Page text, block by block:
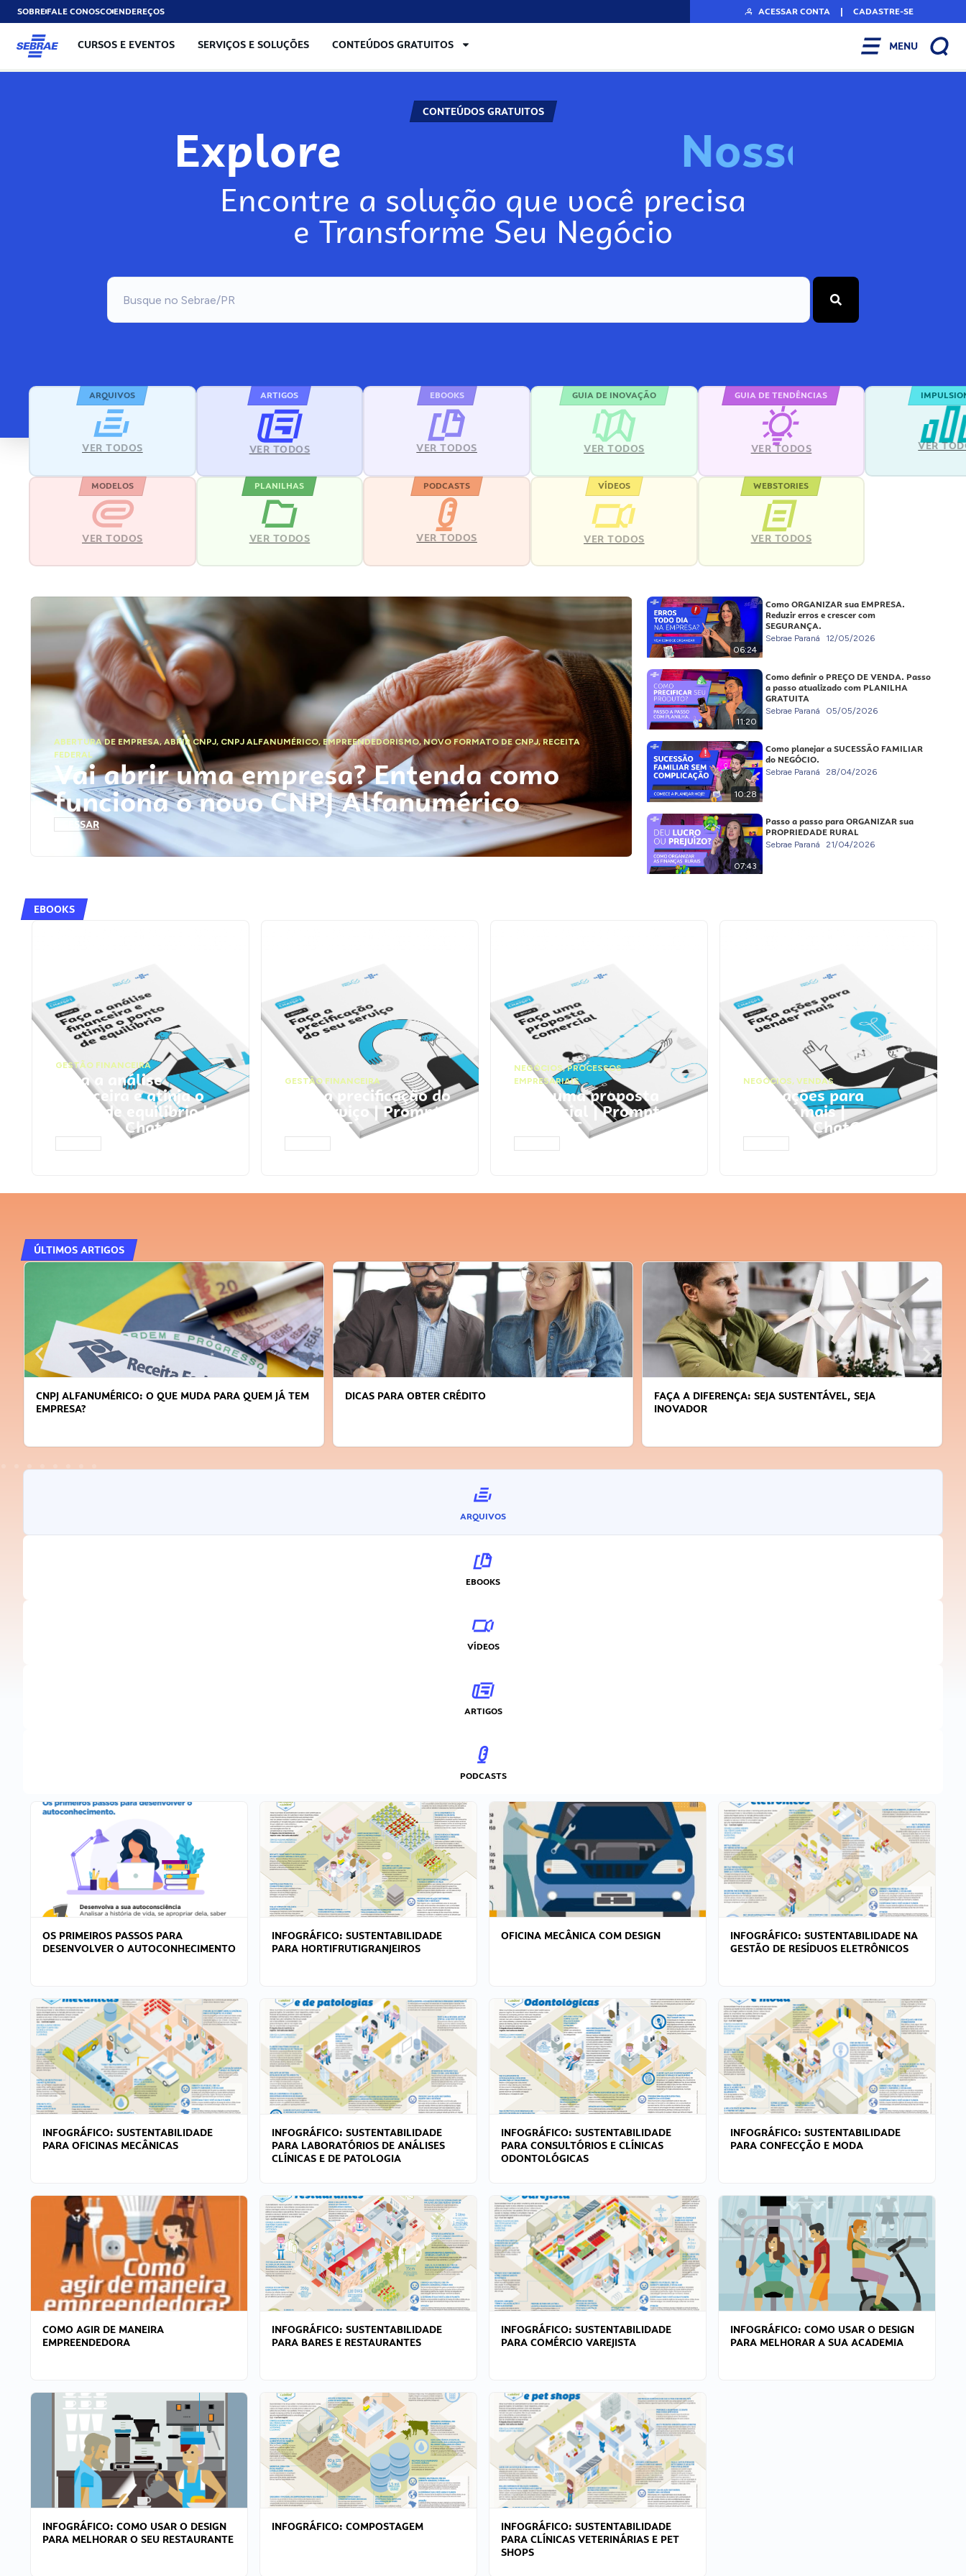
SOBREFALE CONOSCOENDEREÇOS ACESSAR CONTA | CADASTRE-SE
CURSOS E EVENTOS SERVIÇOS E SOLUÇÕES CONTEÚDOS GRATUITOS MENU
CONTEÚDOS GRATUITOS
Explore Nosso
Encontre a solução que você precisa
e Transforme Seu Negócio
ARQUIVOS
VER TODOS
ARTIGOS
VER TODOS
EBOOKS
VER TODOS
GUIA DE INOVAÇÃO
VER TODOS
GUIA DE TENDÊNCIAS
VER TODOS VER
MODELOS
VER TODOS
PLANILHAS
VER TODOS
PODCASTS
VER TODOS
VÍDEOS
VER TODOS
WEBSTORIES
VER TODOS
ABERTURA DE EMPRESA,ABRIR CNPJ, CNPJ ALFANUMÉRICO, EMPREENDEDORISMO,NOVO FORMATO DE CNPJ,RECEITA
FEDERAL
Vai abrir uma empresa? Entenda como
funciona o novo CNPJ Alfanumérico
ACESSAR
06:24
Como ORGANIZAR sua EMPRESA.
Reduzir erros e crescer com
SEGURANÇA.
Sebrae Paraná 12/05/2026
11:20
Como definir o PREÇO DE VENDA. Passo
a passo atualizado com PLANILHA
GRATUITA
Sebrae Paraná 05/05/2026
10:28
Como planejar a SUCESSÃO FAMILIAR
do NEGÓCIO.
Sebrae Paraná 28/04/2026
07:43
Passo a passo para ORGANIZAR sua
PROPRIEDADE RURAL
Sebrae Paraná 21/04/2026
EBOOKS
GESTÃO FINANCEIRA
Faça a análise
financeira e atinja o
ponto de equilíbrio |
Prompts ChatGPT
GESTÃO FINANCEIRA
Faça a precificação do
seu serviço | Prompts
ChatGPT
NEGÓCIOS,PROCESSOS
EMPRESARIAIS
Faça uma proposta
comercial | Prompts
ChatGPT
NEGÓCIOS, VENDAS
Faça ações para
vender mais |
Prompts ChatGPT
ÚLTIMOS ARTIGOS
CNPJ ALFANUMÉRICO: O QUE MUDA PARA QUEM JÁ TEM
EMPRESA?
DICAS PARA OBTER CRÉDITO
FAÇA A DIFERENÇA: SEJA SUSTENTÁVEL, SEJA
INOVADOR
ARQUIVOS
EBOOKS
VÍDEOS
ARTIGOS
PODCASTS
OS PRIMEIROS PASSOS PARA
DESENVOLVER O AUTOCONHECIMENTO
INFOGRÁFICO: SUSTENTABILIDADE
PARA HORTIFRUTIGRANJEIROS
OFICINA MECÂNICA COM DESIGN
INFOGRÁFICO: SUSTENTABILIDADE NA
GESTÃO DE RESÍDUOS ELETRÔNICOS
INFOGRÁFICO: SUSTENTABILIDADE
PARA OFICINAS MECÂNICAS
INFOGRÁFICO: SUSTENTABILIDADE
PARA LABORATÓRIOS DE ANÁLISES
CLÍNICAS E DE PATOLOGIA
INFOGRÁFICO: SUSTENTABILIDADE
PARA CONSULTÓRIOS E CLÍNICAS
ODONTOLÓGICAS
INFOGRÁFICO: SUSTENTABILIDADE
PARA CONFECÇÃO E MODA
COMO AGIR DE MANEIRA
EMPREENDEDORA
INFOGRÁFICO: SUSTENTABILIDADE
PARA BARES E RESTAURANTES
INFOGRÁFICO: SUSTENTABILIDADE
PARA COMÉRCIO VAREJISTA
INFOGRÁFICO: COMO USAR O DESIGN
PARA MELHORAR A SUA ACADEMIA
INFOGRÁFICO: COMO USAR O DESIGN
PARA MELHORAR O SEU RESTAURANTE
INFOGRÁFICO: COMPOSTAGEM
INFOGRÁFICO: SUSTENTABILIDADE
PARA CLÍNICAS VETERINÁRIAS E PET
SHOPS